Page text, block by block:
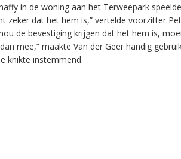
in de woning aan het Terweepark
zeker dat het hem is,” vertelde voorzitter
de bevestiging krijgen dat het hem is,
mee,” maakte Van der Geer handig
knikte instemmend.